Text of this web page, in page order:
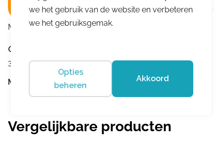
In winkelwagen
Merk: Hip
Omschrijving
3+ medium
Merk:
Vergelijkbare producten
we het gebruik van de website en verbeteren
we het gebruiksgemak.
Opties
beheren
Akkoord